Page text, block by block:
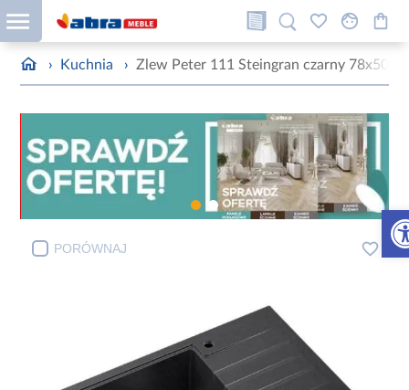
› Kuchnia › Zlew Peter 111 Steingran czarny
PORÓWNAJ